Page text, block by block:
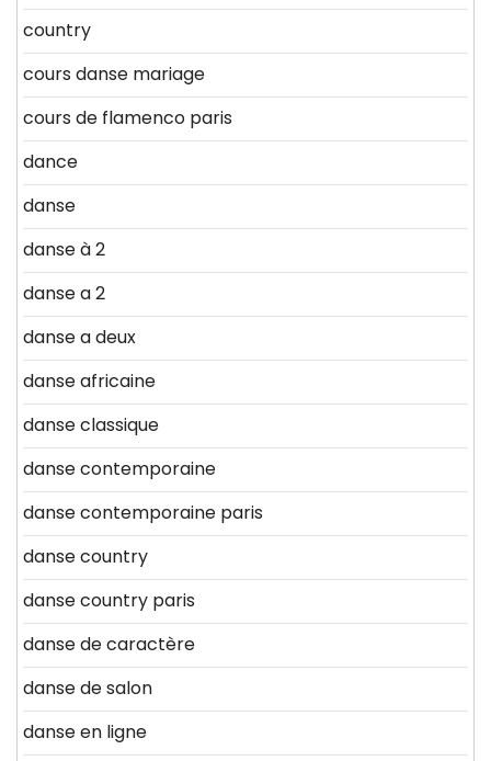
country
cours danse mariage
cours de flamenco paris
dance
danse
danse à 2
danse a 2
danse a deux
danse africaine
danse classique
danse contemporaine
danse contemporaine paris
danse country
danse country paris
danse de caractère
danse de salon
danse en ligne